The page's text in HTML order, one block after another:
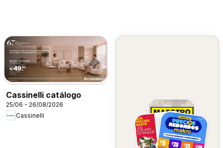
Cassinelli catálogo
25/06 - 26/08/2026
Cassinelli